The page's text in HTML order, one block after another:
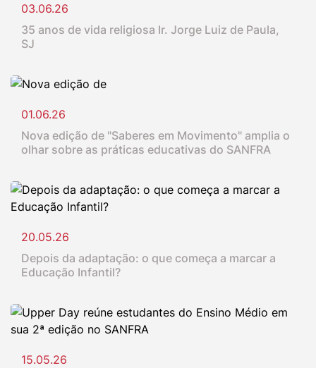
03.06.26
35 anos de vida religiosa Ir. Jorge Luiz de Paula,
SJ
01.06.26
Nova edição de "Saberes em Movimento" amplia o
olhar sobre as práticas educativas do SANFRA
20.05.26
Depois da adaptação: o que começa a marcar a
Educação Infantil?
15.05.26